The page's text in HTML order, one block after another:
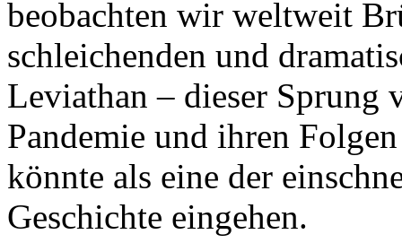
beobachten wir weltweit
schleichenden und
Leviathan – dieser Sprung
Pandemie und ihren
könnte als eine der
Geschichte eingehen.